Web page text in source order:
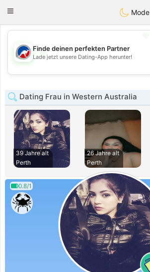
Australia Chat
Toggle
Mode
💖
💕
Finde deinen perfekten Partner
Lade jetzt unsere Dating-App herunter!
Dating Frau in Western Australia
39 Jahre alt
Perth
26 Jahre alt
Perth
0.8/1